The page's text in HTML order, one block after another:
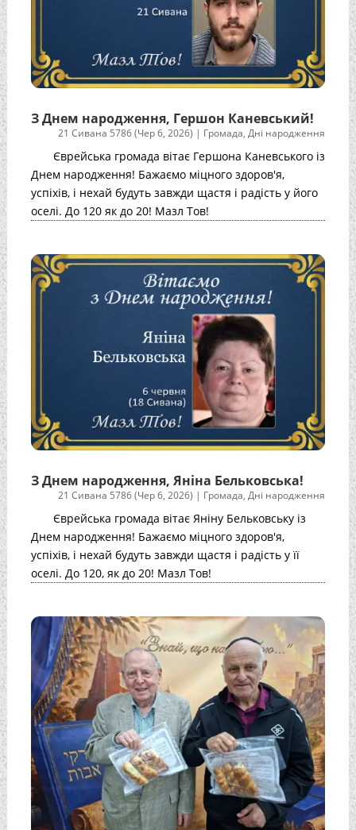
З Днем народження, Гершон Каневський!
21 Сивана 5786 (Чер 6, 2026) | Громада,Дні народження
Єврейська громада вітає Гершона Каневського із
Днем народження! Бажаємо міцного здоров'я,
успіхів, і нехай будуть завжди щастя і радість у його
оселі. До 120 як до 20! Мазл Тов!
З Днем народження, Яніна Бельковська!
21 Сивана 5786 (Чер 6, 2026) | Громада,Дні народження
Єврейська громада вітає Яніну Бельковську із
Днем народження! Бажаємо міцного здоров'я,
успіхів, і нехай будуть завжди щастя і радість у її
оселі. До 120, як до 20! Мазл Тов!